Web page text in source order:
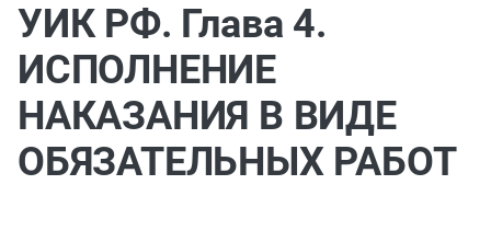
УИК РФ. Глава 4.
ИСПОЛНЕНИЕ
НАКАЗАНИЯ В ВИДЕ
ОБЯЗАТЕЛЬНЫХ РАБОТ